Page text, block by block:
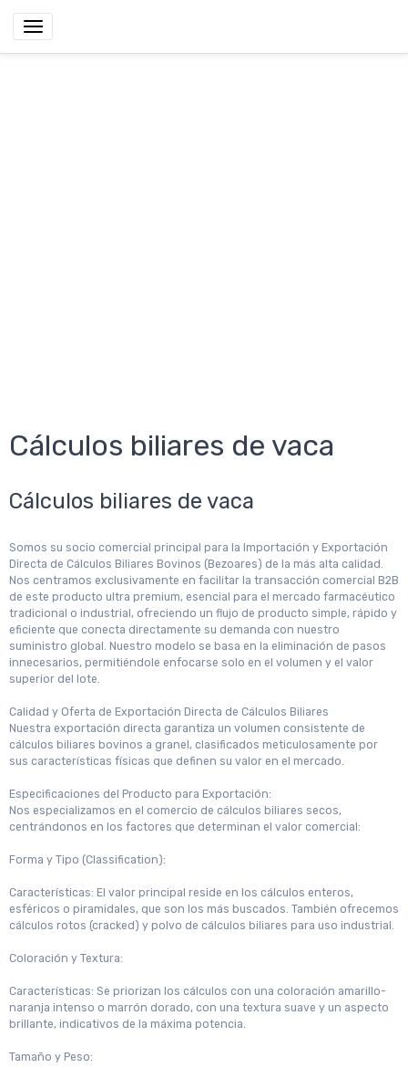
Cálculos biliares de vaca
Cálculos biliares de vaca
Somos su socio comercial principal para la Importación y Exportación
Directa de Cálculos Biliares Bovinos (Bezoares) de la más alta calidad.
Nos centramos exclusivamente en facilitar la transacción comercial B2B
de este producto ultra premium, esencial para el mercado farmacéutico
tradicional o industrial, ofreciendo un flujo de producto simple, rápido y
eficiente que conecta directamente su demanda con nuestro
suministro global. Nuestro modelo se basa en la eliminación de pasos
innecesarios, permitiéndole enfocarse solo en el volumen y el valor
superior del lote.
Calidad y Oferta de Exportación Directa de Cálculos Biliares
Nuestra exportación directa garantiza un volumen consistente de
cálculos biliares bovinos a granel, clasificados meticulosamente por
sus características físicas que definen su valor en el mercado.
Especificaciones del Producto para Exportación:
Nos especializamos en el comercio de cálculos biliares secos,
centrándonos en los factores que determinan el valor comercial:
Forma y Tipo (Classification):
Características: El valor principal reside en los cálculos enteros,
esféricos o piramidales, que son los más buscados. También ofrecemos
cálculos rotos (cracked) y polvo de cálculos biliares para uso industrial.
Coloración y Textura:
Características: Se priorizan los cálculos con una coloración amarillo-
naranja intenso o marrón dorado, con una textura suave y un aspecto
brillante, indicativos de la máxima potencia.
Tamaño y Peso: